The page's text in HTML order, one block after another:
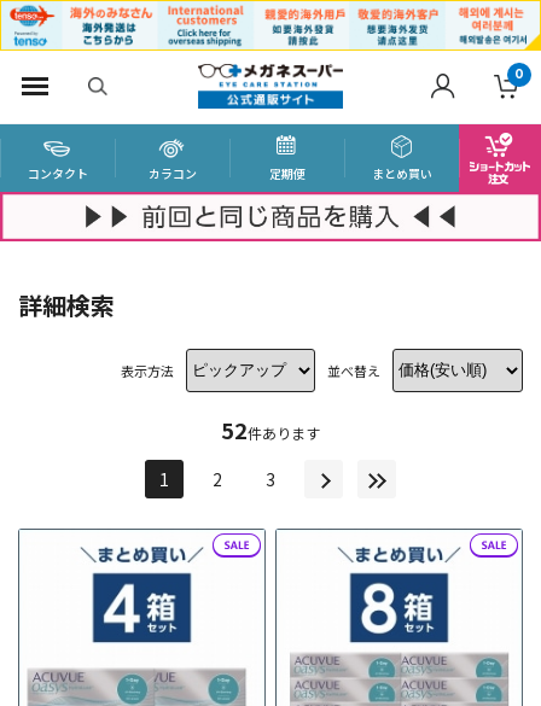
0
コンタクト カラコン 定期便 まとめ買い
詳細検索
表示方法 並べ替え
52件あります
1 2 3